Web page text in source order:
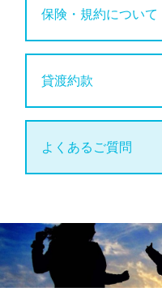
保険・規約について
貸渡約款
よくあるご質問